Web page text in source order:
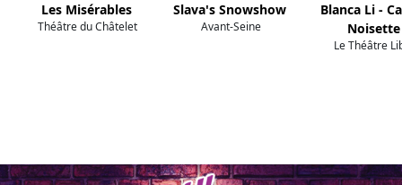
Les Misérables
Théâtre du Châtelet
Slava's Snowshow
Avant-Seine
Blanca Li -
Noisette
Le Théâtre